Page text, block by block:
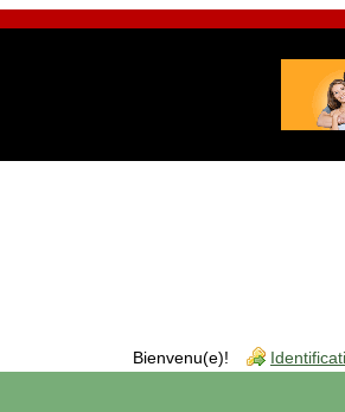
Bienvenu(e)!